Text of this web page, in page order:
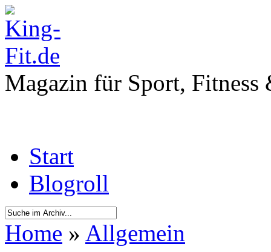
Magazin für Sport, Fitness
Start
Blogroll
Home » Allgemein